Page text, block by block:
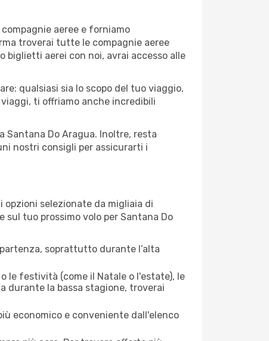
aeree e forniamo
troverai tutte le compagnie aeree
biglietti aerei con noi, avrai accesso alle
qualsiasi sia lo scopo del tuo viaggio,
ti offriamo anche incredibili
Santana Do Aragua. Inoltre, resta
nostri consigli per assicurarti i
opzioni selezionate da migliaia di
tuo prossimo volo per Santana Do
soprattutto durante l’alta
le festività (come il Natale o l'estate), le
durante la bassa stagione, troverai
economico e conveniente dall'elenco